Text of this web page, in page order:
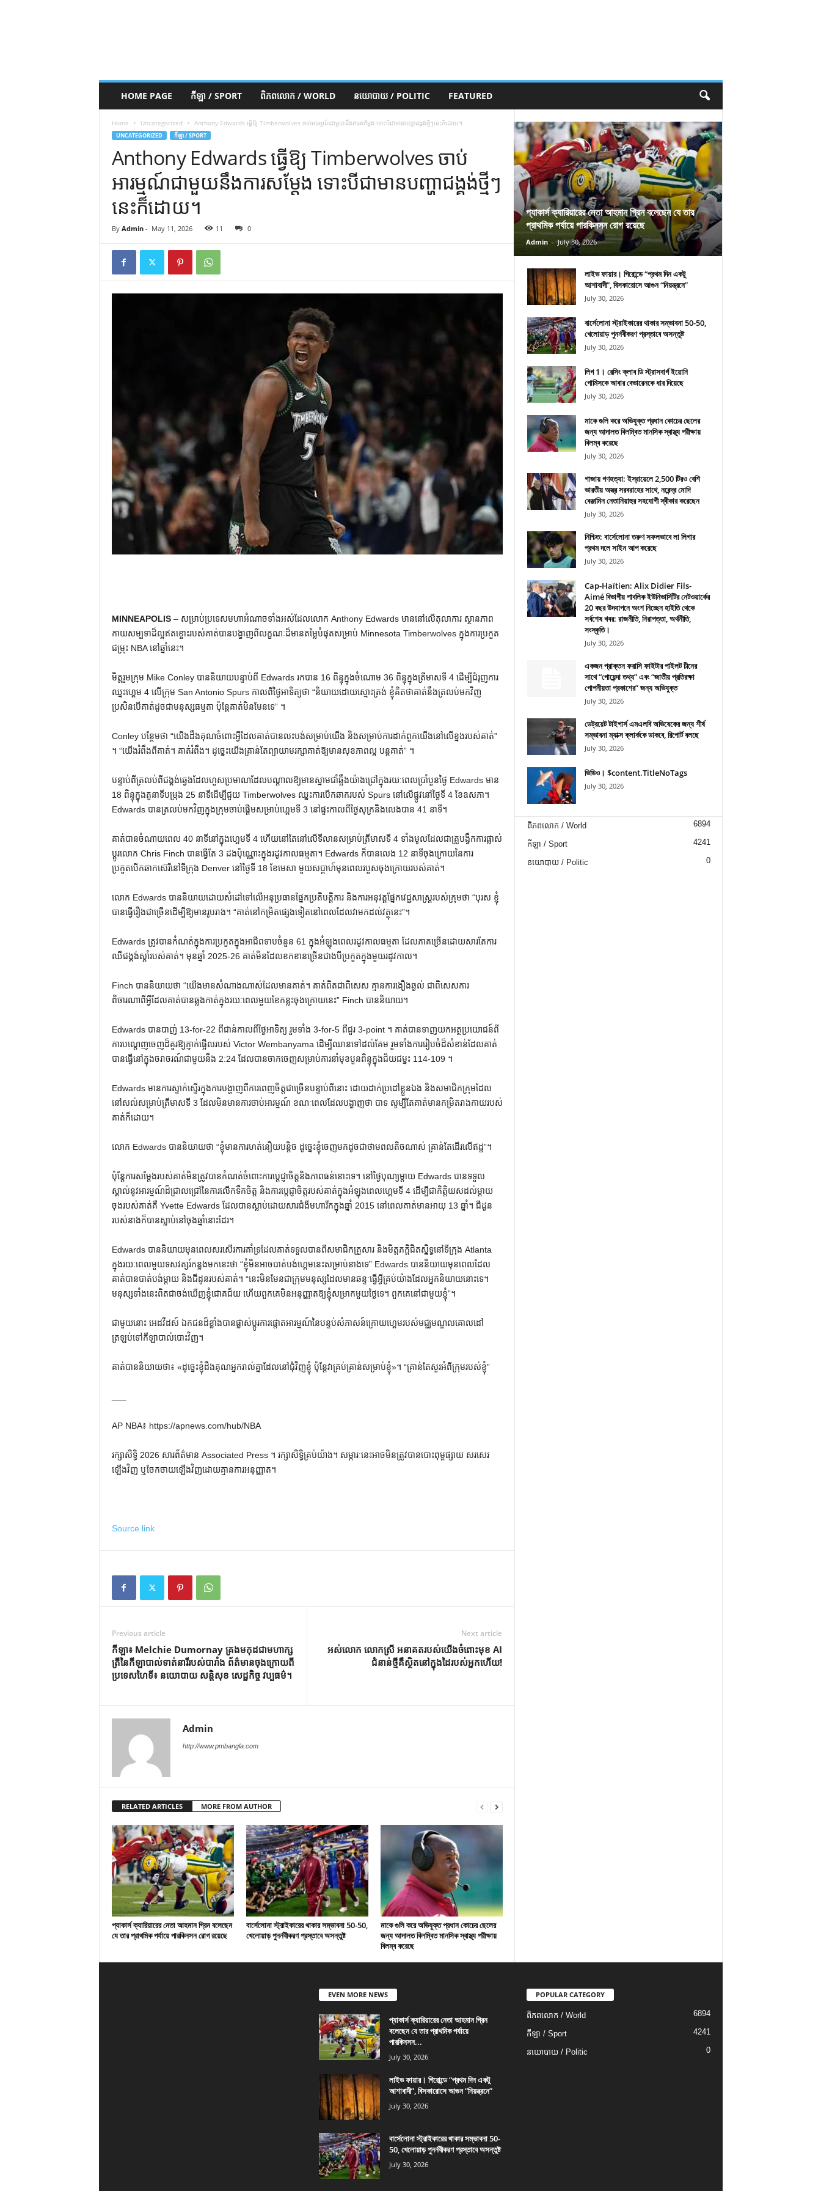
HOME PAGE កីឡា / SPORT ពិភពលោក / WORLD នយោបាយ / POLITIC FEATURED
Home Uncategorized Anthony Edwards ធ្វើឱ្យ Timberwolves ចាប់អារម្មណ៍ជាមួយនឹងការសម្តែង ទោះបីជាមានបញ្ហាជង្គង់ថ្មីៗនេះក៏ដោយ។
UNCATEGORIZED កីឡា / SPORT
Anthony Edwards ធ្វើឱ្យ Timberwolves ចាប់
អារម្មណ៍ជាមួយនឹងការសម្តែង ទោះបីជាមានបញ្ហាជង្គង់ថ្មីៗ
នេះក៏ដោយ។
By Admin- May 11, 2026 11 0
MINNEAPOLIS– សម្រាប់ប្រទេសមហាអំណាចទាំងអស់ដែលលោក Anthony Edwards មាននៅលើតុលាការ ស្ថានភាព
កាយសម្បទាដ៏ល្អឥតខ្ចោះរបស់គាត់បានបង្ហាញពីលក្ខណៈដ៏មានតម្លៃបំផុតសម្រាប់ Minnesota Timberwolves ក្នុងការប្រកួត
ជម្រុះ NBA នៅឆ្នាំនេះ។
មិត្តរួមក្រុម Mike Conley បាននិយាយបន្ទាប់ពី Edwards រកបាន 16 ពិន្ទុក្នុងចំណោម 36 ពិន្ទុក្នុងត្រីមាសទី 4 ដើម្បីជំរុញការ
ឈ្នះហ្គេម 4 លើក្រុម San Antonio Spurs កាលពីថ្ងៃអាទិត្យថា “និយាយដោយស្មោះត្រង់ ខ្ញុំគិតថាគាត់នឹងត្រលប់មកវិញ
ប្រសិនបើគាត់ដូចជាមនុស្សធម្មតា ប៉ុន្តែគាត់មិនមែនទេ” ។
Conley បន្ថែមថា “យើងដឹងគុណចំពោះអ្វីដែលគាត់បានលះបង់សម្រាប់យើង និងសម្រាប់ការដាក់ពួកយើងនៅលើខ្នងរបស់គាត់”
។ “យើងរំពឹងពីគាត់។ គាត់រំពឹង។ ដូច្នេះយើងគ្រាន់តែព្យាយាមរក្សាគាត់ឱ្យមានសុខភាពល្អ បន្តគាត់” ។
បន្ទាប់ពីត្រលប់ពីជង្គង់ឆ្វេងដែលហួសប្រមាណដែលបណ្តាលឱ្យមានស្នាមជាំឆ្អឹងយ៉ាងជ្រៅក្នុងរយៈពេលប្រាំបួនថ្ងៃ Edwards មាន
18 ពិន្ទុក្នុងតួនាទីបម្រុង 25 នាទីដើម្បីជួយ Timberwolves ឈ្នះការបើកឆាករបស់ Spurs នៅលើផ្លូវនៅថ្ងៃទី 4 ខែឧសភា។
Edwards បានត្រលប់មកវិញក្នុងក្រុមចាប់ផ្តើមសម្រាប់ហ្គេមទី 3 នៅផ្ទះកាលពីថ្ងៃសុក្រនិងលេងបាន 41 នាទី។
គាត់បានចំណាយពេល 40 នាទីនៅក្នុងហ្គេមទី 4 ហើយនៅតែនៅលើទីលានសម្រាប់ត្រីមាសទី 4 ទាំងមូលដែលជាគ្រូបង្វឹកការផ្លាស់
ប្តូរលោក Chris Finch បានធ្វើតែ 3 ដងប៉ុណ្ណោះក្នុងរដូវកាលធម្មតា។ Edwards ក៏បានលេង 12 នាទីចុងក្រោយនៃការ
ប្រកួតបើកឆាកស៊េរីនៅទីក្រុង Denver នៅថ្ងៃទី 18 ខែមេសា មួយសប្តាហ៍មុនពេលរបួសចុងក្រោយរបស់គាត់។
លោក Edwards បាននិយាយដោយសំដៅទៅលើអនុប្រធានផ្នែកប្រតិបត្តិការ និងការអនុវត្តផ្នែកវេជ្ជសាស្ត្ររបស់ក្រុមថា “បុរស ខ្ញុំ
បានធ្វើរឿងជាច្រើនដើម្បីឱ្យមានរូបរាង។ “គាត់​នៅ​កម្រិត​ផ្សេង​ទៀត​នៅ​ពេល​ដែល​វា​មក​ដល់​វត្ថុ​នេះ”។
Edwards ត្រូវ​បាន​កំណត់​ក្នុង​ការ​ប្រកួត​ក្នុង​អាជីព​ទាប​ចំនួន 61 ក្នុង​អំឡុង​ពេល​រដូវ​កាល​ធម្មតា ដែល​ភាគ​ច្រើន​ដោយ​សារ​តែ​ការ​
ឈឺ​ជង្គង់​ស្តាំ​របស់​គាត់។ មុនឆ្នាំ 2025-26 គាត់មិនដែលខកខានច្រើនជាងបីប្រកួតក្នុងមួយរដូវកាល។
Finch បាននិយាយថា “យើងមានសំណាងណាស់ដែលមានគាត់។ គាត់ពិតជាពិសេស គ្មានការងឿងឆ្ងល់ ជាពិសេសការ
ពិចារណាពីអ្វីដែលគាត់បានឆ្លងកាត់ក្នុងរយៈពេលមួយខែកន្លះចុងក្រោយនេះ” Finch បាននិយាយ។
Edwards បានបាញ់ 13-for-22 ពីជាន់កាលពីថ្ងៃអាទិត្យ រួមទាំង 3-for-5 ពីជួរ 3-point ។ គាត់បានទាញយកអត្ថប្រយោជន៍ពី
ការបណ្តេញចេញដ៏គួរឱ្យភ្ញាក់ផ្អើលរបស់ Victor Wembanyama ដើម្បីឈានទៅដល់គែម រួមទាំងការរៀបចំដ៏សំខាន់ដែលគាត់
បានធ្វើនៅក្នុងចរាចរណ៍ជាមួយនឹង 2:24 ដែលបានចាកចេញសម្រាប់ការនាំមុខបួនពិន្ទុក្នុងជ័យជម្នះ 114-109 ។
Edwards មានការស្ទាក់ស្ទើរក្នុងការបង្ហាញពីការពេញចិត្តជាច្រើនបន្ទាប់ពីនោះ ដោយដាក់ប្រដៅខ្លួនឯង និងសមាជិកក្រុមដែល
នៅសល់សម្រាប់ត្រីមាសទី 3 ដែលមិនមានការចាប់អារម្មណ៍ ខណៈពេលដែលបង្ហាញថា បាទ សូម្បីតែគាត់មានកម្រិតរាងកាយរបស់
គាត់ក៏ដោយ។
លោក Edwards បាននិយាយថា “ខ្ញុំមានការហត់នឿយបន្តិច ដូច្នេះខ្ញុំចេញមកដូចជាថាមពលតិចណាស់ គ្រាន់តែដើរលើឥដ្ឋ”។
ប៉ុន្តែការសម្តែងរបស់គាត់មិនត្រូវបានកំណត់ចំពោះការប្តេជ្ញាចិត្តនិងភាពធន់នោះទេ។ នៅថ្ងៃបុណ្យម្ដាយ Edwards បានទទួល
ស្គាល់នូវអារម្មណ៍ដ៏ជ្រាលជ្រៅនៃការលើកទឹកចិត្ត និងការប្តេជ្ញាចិត្តរបស់គាត់ក្នុងអំឡុងពេលហ្គេមទី 4 ដើម្បីជាកិត្តិយសដល់ម្តាយ
ចុងរបស់គាត់គឺ Yvette Edwards ដែលបានស្លាប់ដោយសារជំងឺមហារីកក្នុងឆ្នាំ 2015 នៅពេលគាត់មានអាយុ 13 ឆ្នាំ។ ជីដូន​
របស់​នាង​ក៏​បាន​ស្លាប់​នៅ​ចុង​ឆ្នាំ​នោះ​ដែរ។
Edwards បាននិយាយមុនពេលសរសើរការគាំទ្រដែលគាត់ទទួលបានពីសមាជិកគ្រួសារ និងមិត្តភក្តិជិតស្និទ្ធនៅទីក្រុង Atlanta
ក្នុងរយៈពេលមួយទសវត្សរ៍កន្លងមកនេះថា “ខ្ញុំមិនអាចបាត់បង់ហ្គេមនេះសម្រាប់នាងទេ” Edwards បាននិយាយមុនពេលដែល
គាត់បានបាត់បង់ម្តាយ និងជីដូនរបស់គាត់។ “នេះមិនមែនជាក្រុមមនុស្សដែលមានឆន្ទៈធ្វើអ្វីគ្រប់យ៉ាងដែលអ្នកនិយាយនោះទេ។
មនុស្សទាំងនេះពិតជាចង់ឃើញខ្ញុំជោគជ័យ ហើយពួកគេមិនអនុញ្ញាតឱ្យខ្ញុំសម្រាកមួយថ្ងៃទេ។ ពួកគេនៅជាមួយខ្ញុំ”។
ជាមួយនោះ អេដវឺដស៍ ឯកជនដ៏ខ្លាំងបានផ្លាស់ប្តូរការផ្តោតអារម្មណ៍នៃបន្ទប់សំភាសន៍ក្រោយហ្គេមរបស់មជ្ឈមណ្ឌលគោលដៅ
ត្រឡប់ទៅកីឡាបាល់បោះវិញ។
គាត់​បាន​និយាយ​ថា​៖ «​ដូច្នេះ​ខ្ញុំ​ដឹង​គុណ​អ្នក​រាល់​គ្នា​ដែល​នៅ​ជុំវិញ​ខ្ញុំ ប៉ុន្តែ​វា​គ្រប់គ្រាន់​សម្រាប់​ខ្ញុំ​»​។ “គ្រាន់តែសួរអំពីក្រុមរបស់ខ្ញុំ”
AP NBA៖ https://apnews.com/hub/NBA
រក្សាសិទ្ធិ 2026 សារព័ត៌មាន Associated Press ។ រក្សាសិទ្ធិគ្រប់យ៉ាង។ សម្ភារៈនេះអាចមិនត្រូវបានបោះពុម្ពផ្សាយ សរសេរ
ឡើងវិញ ឬចែកចាយឡើងវិញដោយគ្មានការអនុញ្ញាត។
Source link
Previous article
កីឡា៖ Melchie Dumornay គ្រង​មកុដ​ជា​មហាក្ស
ត្រី​នៃ​កីឡា​បាល់ទាត់​នារី​របស់​បារាំង ព័ត៌មាន​ចុងក្រោយ​ពី​
ប្រទេស​ហៃទី៖ នយោបាយ សន្តិសុខ សេដ្ឋកិច្ច វប្បធម៌។
Next article
អស់លោក លោកស្រី អនាគតរបស់យើងចំពោះមុខ AI
ជំនាន់ថ្មីគឺស្ថិតនៅក្នុងដៃរបស់អ្នកហើយ!
Admin
http://www.pmbangla.com
RELATED ARTICLES MORE FROM AUTHOR
প্যাকার্স ক্যারিয়ারের নেতা আহমান গ্রিন বলেছেন
যে তার প্রাথমিক পর্যায়ে পারকিনসন রোগ রয়েছে
বার্সেলোনা স্ট্রাইকারের থাকার সম্ভাবনা 50-50,
খেলোয়াড় পুনর্নবীকরণ প্রস্তাবে অসন্তুষ্ট
মাকে গুলি করে অভিযুক্ত প্রধান কোচের ছেলের
জন্য আদালত বিলম্বিত মানসিক স্বাস্থ্য পরীক্ষায়
বিলম্ব করেছে
প্যাকার্স ক্যারিয়ারের নেতা আহমান গ্রিন বলেছেন যে তার
প্রাথমিক পর্যায়ে পারকিনসন রোগ রয়েছে
Admin - July 30, 2026
লাইভ ফায়ার। গিরোন্ডে “প্রথম দিন একটু
আশাবাদী”, বিসকারোসে আগুন “নিয়ন্ত্রনে”
July 30, 2026
বার্সেলোনা স্ট্রাইকারের থাকার সম্ভাবনা 50-50,
খেলোয়াড় পুনর্নবীকরণ প্রস্তাবে অসন্তুষ্ট
July 30, 2026
লিগ 1। রেসিং ক্লাব ডি স্ট্রাসবার্গ ইয়োনি
গোমিসকে আবার বেভারেনকে ধার দিয়েছে
July 30, 2026
মাকে গুলি করে অভিযুক্ত প্রধান কোচের ছেলের
জন্য আদালত বিলম্বিত মানসিক স্বাস্থ্য পরীক্ষায়
বিলম্ব করেছে
July 30, 2026
গাজায় গণহত্যা: ইস্রায়েলে 2,500 টিরও বেশি
ভারতীয় অস্ত্র সরবরাহের সাথে, নরেন্দ্র মোদি
বেঞ্জামিন নেতানিয়াহুর সহযোগী স্বীকার করেছেন
July 30, 2026
নিশ্চিত: বার্সেলোনা তরুণ সফলভাবে লা লিগার
প্রথম দলে সাইন আপ করেছে
July 30, 2026
Cap-Haïtien: Alix Didier Fils-
Aimé বিভাগীয় পাবলিক ইউনিভার্সিটির নেটওয়ার্কের
20 বছর উদযাপনে অংশ নিচ্ছেন হাইতি থেকে
সর্বশেষ খবর: রাজনীতি, নিরাপত্তা, অর্থনীতি,
সংস্কৃতি।
July 30, 2026
একজন প্রাক্তন ফরাসি ফাইটার পাইলট চীনের
সাথে “গোয়েন্দা তথ্য” এবং “জাতীয় প্রতিরক্ষা
গোপনীয়তা প্রকাশের” জন্য অভিযুক্ত
July 30, 2026
ডেট্রয়েট টাইগার্স এমএলবি অভিষেকের জন্য শীর্ষ
সম্ভাবনা ম্যাক্স ক্লার্ককে ডাকবে, রিপোর্ট বলছে
July 30, 2026
ভিডিও। $content.TitleNoTags
July 30, 2026
ពិភពលោក / World 6894
កីឡា / Sport 4241
នយោបាយ / Politic 0
EVEN MORE NEWS
প্যাকার্স ক্যারিয়ারের নেতা আহমান গ্রিন
বলেছেন যে তার প্রাথমিক পর্যায়ে
পারকিনসন...
July 30, 2026
লাইভ ফায়ার। গিরোন্ডে “প্রথম দিন একটু
আশাবাদী”, বিসকারোসে আগুন “নিয়ন্ত্রনে”
July 30, 2026
বার্সেলোনা স্ট্রাইকারের থাকার সম্ভাবনা 50-
50, খেলোয়াড় পুনর্নবীকরণ প্রস্তাবে অসন্তুষ্ট
July 30, 2026
POPULAR CATEGORY
ពិភពលោក / World 6894
កីឡា / Sport 4241
នយោបាយ / Politic 0